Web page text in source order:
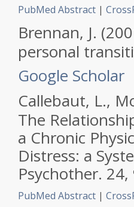
PubMed Abstract |
Brennan, J.
personal
Google Scholar
Callebaut, L.,
The
a Chronic
Distress: a
Psychother. 24,
PubMed Abstract |